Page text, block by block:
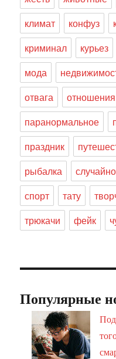
климат
конфуз
криминал
курьез
мода
отвага
отношения
паранормальное
праздник
рыбалка
спорт
тату
трюкачи
фейк
Популярные